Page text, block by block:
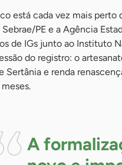
está cada vez mais
Sebrae/PE e a Agência
de IGs junto ao Instituto
do registro: o
Sertânia e renda
A